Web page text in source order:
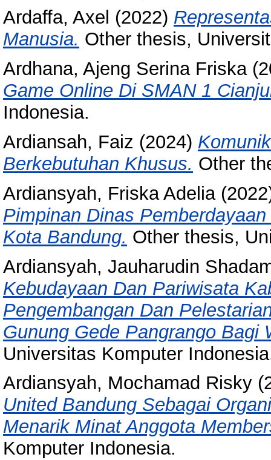
Ardaffa, Axel (2022)
Manusia. Other thesis,
Ardhana, Ajeng Serina Friska
Game Online Di SMAN 1
Indonesia.
Ardiansah, Faiz (2024)
Berkebutuhan Khusus. Other
Ardiansyah, Friska Adelia
Pimpinan Dinas
Kota Bandung. Other thesis,
Ardiansyah, Jauharudin
Kebudayaan Dan Pariwisata
Pengembangan Dan
Gunung Gede Pangrango Bagi
Universitas Komputer
Ardiansyah, Mochamad Risky
United Bandung Sebagai
Menarik Minat Anggota
Komputer Indonesia.